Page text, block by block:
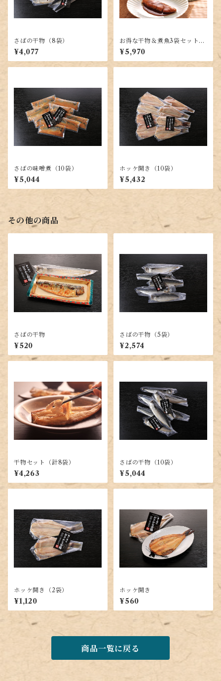
さばの干物（8袋）
¥4,077
お得な干物＆煮魚3袋セット
（計12袋）
¥5,970
さばの味噌煮（10袋）
¥5,044
ホッケ開き（10袋）
¥5,432
その他の商品
さばの干物
¥520
さばの干物（5袋）
¥2,574
干物セット（計8袋）
¥4,263
さばの干物（10袋）
¥5,044
ホッケ開き（2袋）
¥1,120
ホッケ開き
¥560
商品一覧に戻る